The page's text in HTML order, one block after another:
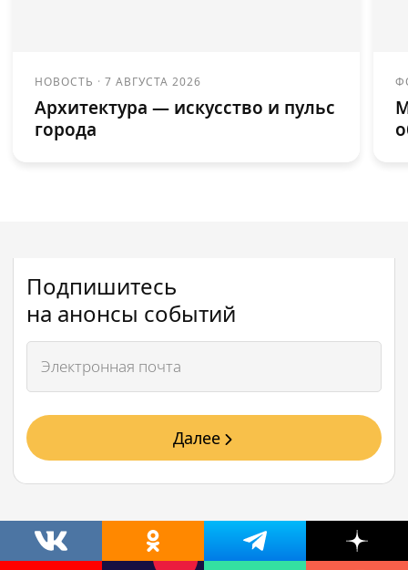
НОВОСТЬ ·7 АВГУСТА 2026
Архитектура — искусство и пульс
города
Подпишитесь
на анонсы событий
Далее